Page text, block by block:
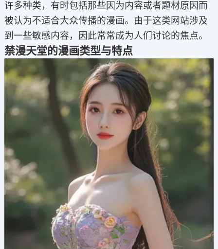
许多种类，有时包括那些因为内容或者题材原因而
被认为不适合大众传播的漫画。由于这类网站涉及
到一些敏感内容，因此常常成为人们讨论的焦点。
禁漫天堂的漫画类型与特点